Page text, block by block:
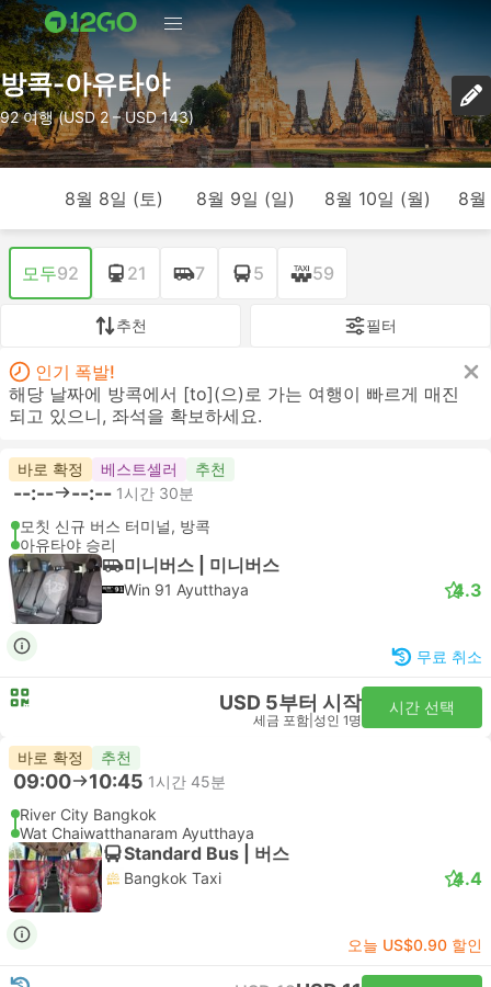
방콕-아유타야
92 여행 (USD 2 – USD 143)
8월 8일 (토) 8월 9일 (일) 8월 10일 (월) 8월
모두92 21 7 5 59
추천 필터
인기 폭발!
해당 날짜에 방콕에서 [to](으)로 가는 여행이 빠르게 매진
되고 있으니, 좌석을 확보하세요.
바로 확정 베스트셀러 추천
--:-- --:-- 1시간 30분
모칫 신규 버스 터미널, 방콕
아유타야 승리
미니버스 | 미니버스
Win 91 Ayutthaya 4.3
무료 취소
USD 5부터 시작
세금 포함 성인 1명
시간 선택
바로 확정 추천
09:00 10:45 1시간 45분
River City Bangkok
Wat Chaiwatthanaram Ayutthaya
Standard Bus | 버스
Bangkok Taxi 4.4
오늘 US$0.90 할인